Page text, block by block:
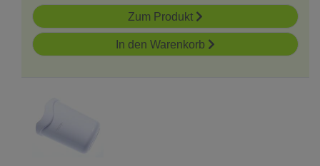
Zum Produkt
In den Warenkorb